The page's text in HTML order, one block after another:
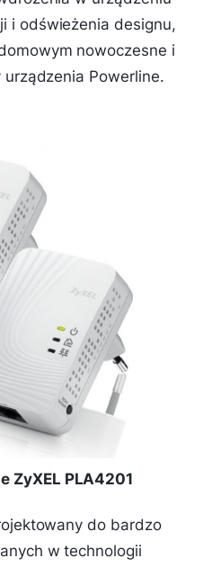
i odświeżenia designu,
nowoczesne i
urządzenia Powerline.
ZyXEL PLA4201
do bardzo
w technologii